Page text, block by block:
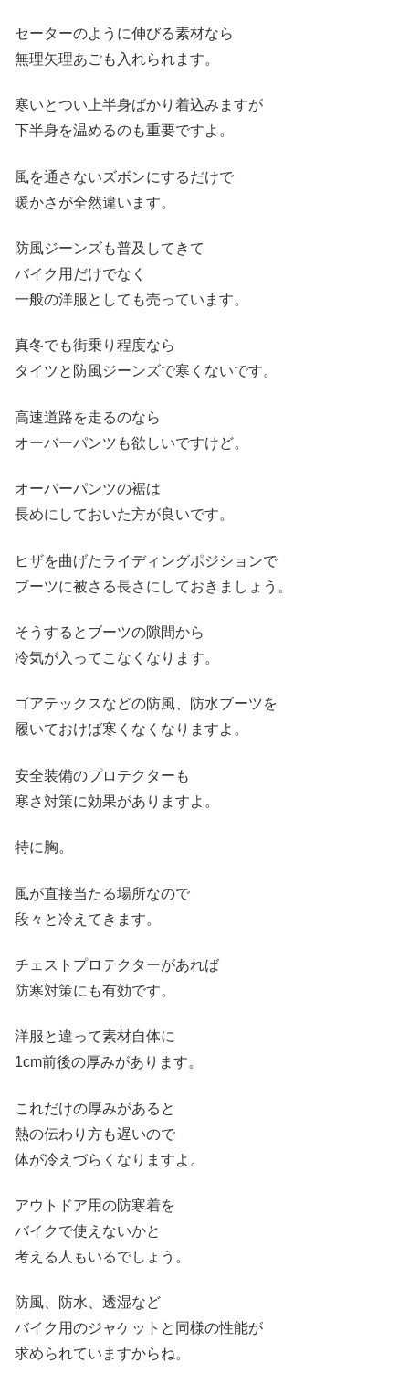
セーターのように伸びる素材なら
無理矢理あごも入れられます。
寒いとつい上半身ばかり着込みますが
下半身を温めるのも重要ですよ。
風を通さないズボンにするだけで
暖かさが全然違います。
防風ジーンズも普及してきて
バイク用だけでなく
一般の洋服としても売っています。
真冬でも街乗り程度なら
タイツと防風ジーンズで寒くないです。
高速道路を走るのなら
オーバーパンツも欲しいですけど。
オーバーパンツの裾は
長めにしておいた方が良いです。
ヒザを曲げたライディングポジションで
ブーツに被さる長さにしておきましょう。
そうするとブーツの隙間から
冷気が入ってこなくなります。
ゴアテックスなどの防風、防水ブーツを
履いておけば寒くなくなりますよ。
安全装備のプロテクターも
寒さ対策に効果がありますよ。
特に胸。
風が直接当たる場所なので
段々と冷えてきます。
チェストプロテクターがあれば
防寒対策にも有効です。
洋服と違って素材自体に
1cm前後の厚みがあります。
これだけの厚みがあると
熱の伝わり方も遅いので
体が冷えづらくなりますよ。
アウトドア用の防寒着を
バイクで使えないかと
考える人もいるでしょう。
防風、防水、透湿など
バイク用のジャケットと同様の性能が
求められていますからね。